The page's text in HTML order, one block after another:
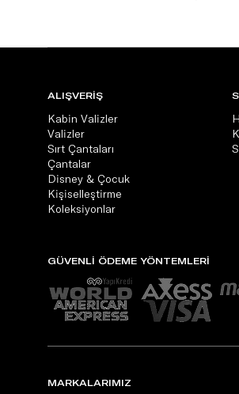
ALIŞVERİŞ
Kabin Valizler
Valizler
Sırt Çantaları
Çantalar
Disney & Çocuk
Kişiselleştirme
Koleksiyonlar
GÜVENLİ ÖDEME YÖNTEMLERİ
MARKALARIMIZ